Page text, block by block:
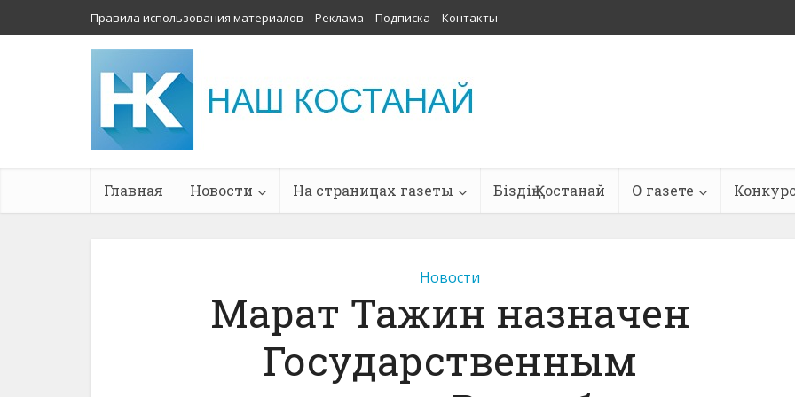
Правила использования материалов Реклама Подписка Контакты
Главная Новости На страницах газеты Біздің Қостанай О газете
Новости
Марат Тажин назначен
Государственным